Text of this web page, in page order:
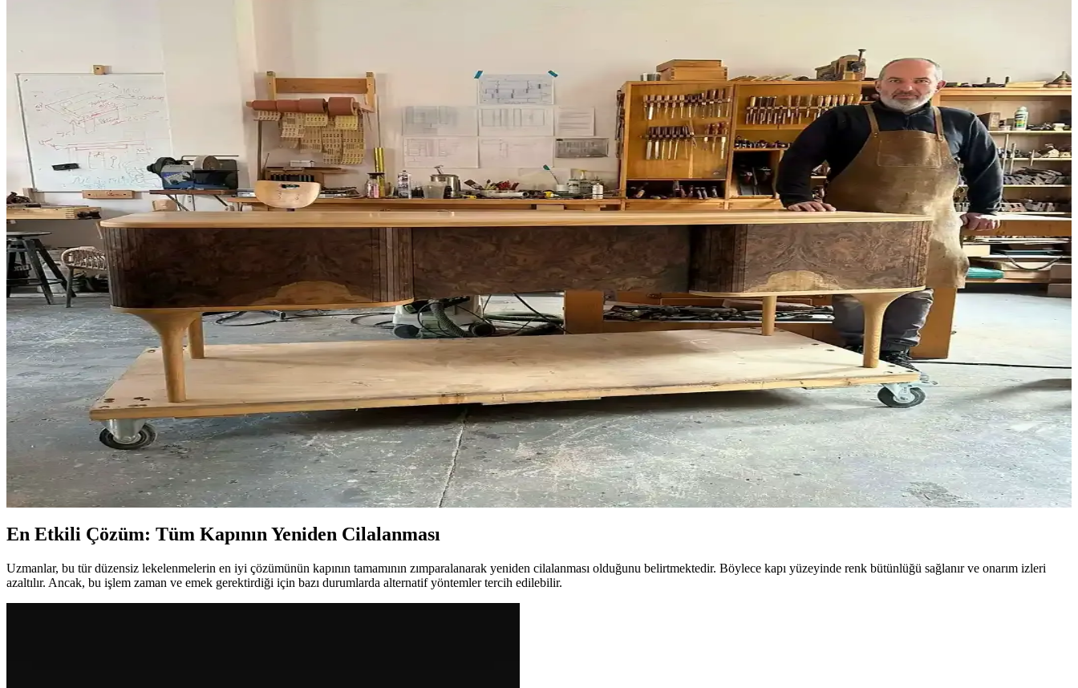
Çatı ve duvar birleşimlerinde yapılan yanlış uygulamalar su sızıntılarına ve malzeme hasarına yol açar. Doğru teknikler ve malzeme kullanımı yapının dayanıklılığını artırır ve uzun ömür sağlar.
Kiraz Ağacından Reeded (Oluklu) Şifonyer: Tasarım ve İşçilik Detayları
Kiraz ağacından yapılmış reeded yüzeyli şifonyerin tasarım, malzeme seçimi ve zorlu işçilik süreci anlatılmaktadır. LED aydınlatmalı ayna ve özel kutular gibi fonksiyonel detaylar öne çıkar.
Chevron Desenli Ahşap Kesme Tahtası Üretiminde Yaygın Hatalar ve Çözüm Yöntemleri
Chevron desenli ahşap kesme tahtası üretiminde hizalama, yapıştırma ve vida yerleşimi gibi teknik sorunlar ürün kalitesini etkiler. Doğru yöntemlerle bu hatalar önlenebilir.
Kalın Kaplamalarda Oyma: Ahşap Hareketi ve Malzeme Seçiminin Önemi
Kalın kaplamalarda oyma işlemi, ahşap hareketi ve malzeme uyumu gerektirir. Kaplama ve çekirdek ahşabın birlikte hareket etmesi çatlama riskini azaltır ve mobilyanın dayanıklılığını artırır.
Ahşap Kesim Artıklarının Değerlendirilmesi ve Marangozlukta Kullanım Alanları
Ahşap kesim artıkları, farklı ağaç türlerinden oluşan değerli malzemeler içerir. Bu parçalar, marangozlukta küçük mobilya ve gitar yapımı gibi çeşitli projelerde ekonomik ve yaratıcı çözümler sunar.
Bıçak Sapı Yapımında Malzeme Seçimi ve İşçilik Sürecinin Detaylı İncelenmesi
Bıçak sapı yapımında malzeme seçimi, yapıştırma, delme, şekillendirme ve bitirme süreçleri, el becerisiyle birleşerek dayanıklı ve estetik saplar ortaya çıkarır. Jigsiz işçilik ön plandadır.
Ahşap Epoksi Dökümünde Renk Sızıntısı Sorunu ve Etkili Çözüm Yöntemleri
Ahşap epoksi dökümünde renk pigmentlerinin ahşap liflerine sızması sıkça karşılaşılan bir sorundur. Ön mühürleme, doğru pigment seçimi ve yüzey hazırlığı bu problemi büyük ölçüde önler.
Geleneksel Ahşap İşçiliğiyle Masif Ahşap Masa Yapımında Klasik Birleştirme Teknikleri
Geleneksel el aletleri ve klasik birleştirme yöntemleri kullanılarak meşe ve ceviz malzemelerle yapılan masif ahşap masa, dayanıklılık ve estetiği bir arada sunar. Buhar bükme ve el işçiliği detayları öne çıkar.
En Etkili Çözüm: Tüm Kapının Yeniden Cilalanması
Uzmanlar, bu tür düzensiz lekelenmelerin en iyi çözümünün kapının tamamının zımparalanarak yeniden cilalanması olduğunu belirtmektedir. Böylece kapı yüzeyinde renk bütünlüğü sağlanır ve onarım izleri
azaltılır. Ancak, bu işlem zaman ve emek gerektirdiği için bazı durumlarda alternatif yöntemler tercih edilebilir.